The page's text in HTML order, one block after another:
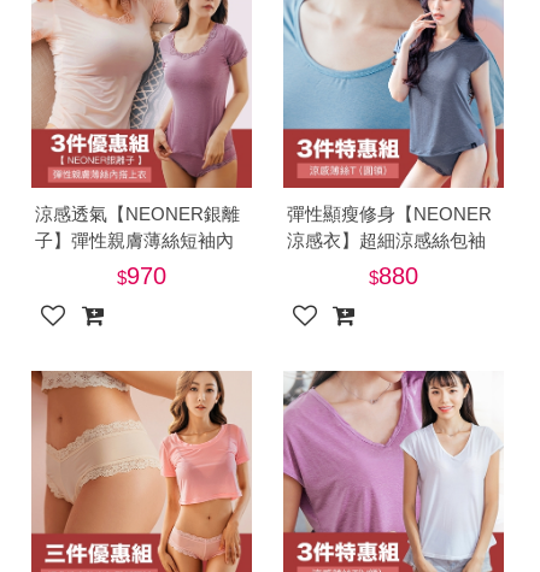
涼感透氣【NEONER銀離
子】彈性親膚薄絲短袖內
搭上衣三件特惠組-美
970
彈性顯瘦修身【NEONER
涼感衣】超細涼感絲包袖
圓領T恤三件特惠組-美
880